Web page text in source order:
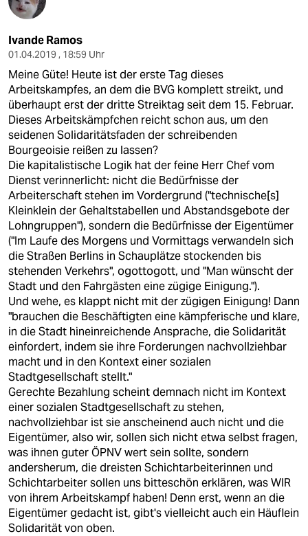
Ivande Ramos
01.04.2019 , 18:59 Uhr
Meine Güte! Heute ist der erste Tag dieses
Arbeitskampfes, an dem die BVG komplett streikt, und
überhaupt erst der dritte Streiktag seit dem 15. Februar.
Dieses Arbeitskämpfchen reicht schon aus, um den
seidenen Solidaritätsfaden der schreibenden
Bourgeoisie reißen zu lassen?
Die kapitalistische Logik hat der feine Herr Chef vom
Dienst verinnerlicht: nicht die Bedürfnisse der
Arbeiterschaft stehen im Vordergrund ("technische[s]
Kleinklein der Gehaltstabellen und Abstandsgebote der
Lohngruppen"), sondern die Bedürfnisse der Eigentümer
("Im Laufe des Morgens und Vormittags verwandeln sich
die Straßen Berlins in Schauplätze stockenden bis
stehenden Verkehrs", ogottogott, und "Man wünscht der
Stadt und den Fahrgästen eine zügige Einigung.").
Und wehe, es klappt nicht mit der zügigen Einigung! Dann
"brauchen die Beschäftigten eine kämpferische und klare,
in die Stadt hineinreichende Ansprache, die Solidarität
einfordert, indem sie ihre Forderungen nachvollziehbar
macht und in den Kontext einer sozialen
Stadtgesellschaft stellt."
Gerechte Bezahlung scheint demnach nicht im Kontext
einer sozialen Stadtgesellschaft zu stehen,
nachvollziehbar ist sie anscheinend auch nicht und die
Eigentümer, also wir, sollen sich nicht etwa selbst fragen,
was ihnen guter ÖPNV wert sein sollte, sondern
andersherum, die dreisten Schichtarbeiterinnen und
Schichtarbeiter sollen uns bitteschön erklären, was WIR
von ihrem Arbeitskampf haben! Denn erst, wenn an die
Eigentümer gedacht ist, gibt's vielleicht auch ein Häuflein
Solidarität von oben.